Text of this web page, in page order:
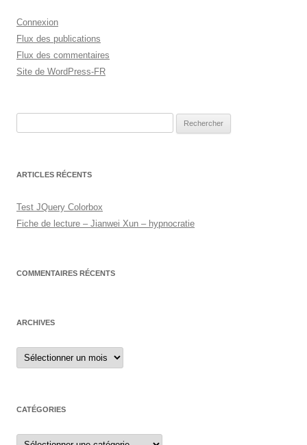
Connexion
Flux des publications
Flux des commentaires
Site de WordPress-FR
ARTICLES RÉCENTS
Test JQuery Colorbox
Fiche de lecture – Jianwei Xun – hypnocratie
COMMENTAIRES RÉCENTS
ARCHIVES
Archives
CATÉGORIES
Catégories